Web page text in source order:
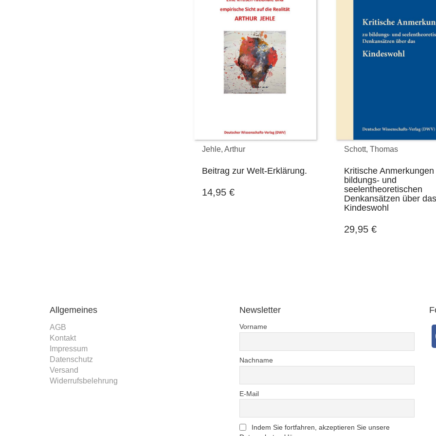
Jehle, Arthur
Beitrag zur Welt-Erklärung.
14,95 €
Schott, Thomas
Kritische Anmerkungen
bildungs- und
seelentheoretischen
Denkansätzen über das
Kindeswohl
29,95 €
Allgemeines
AGB
Kontakt
Impressum
Datenschutz
Versand
Widerrufsbelehrung
Newsletter
Vorname
Nachname
E-Mail
Indem Sie fortfahren, akzeptieren Sie unsere